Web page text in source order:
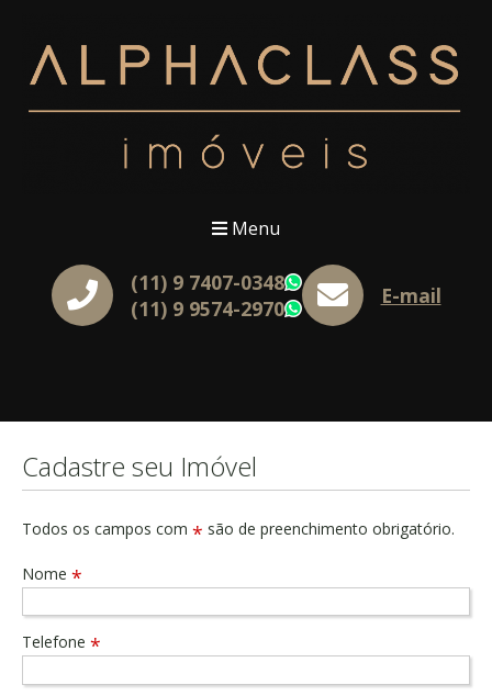
Menu
(11) 9 7407-0348
WhatsApp
(11) 9 9574-2970
WhatsApp
E-mail
Cadastre seu Imóvel
Todos os campos com * são de preenchimento obrigatório.
Nome *
Telefone *